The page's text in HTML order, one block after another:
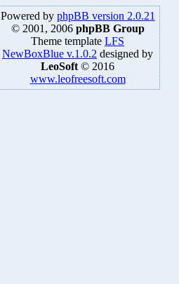
Powered by phpBB version 2.0.21
© 2001, 2006 phpBB Group
Theme template LFS
NewBoxBlue v.1.0.2 designed by
LeoSoft © 2016
www.leofreesoft.com